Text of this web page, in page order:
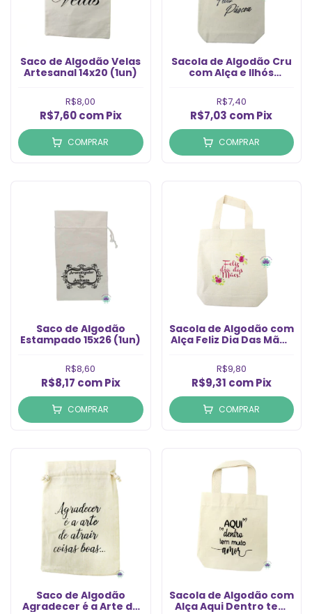
Saco de Algodão Velas
Artesanal 14x20 (1un)
R$8,00
R$7,60com Pix
COMPRAR
Sacola de Algodão Cru
com Alça e Ilhós
Páscoa 18x18cm (1un)
R$7,40
R$7,03 comPix
COMPRAR
Saco de Algodão
Estampado 15x26 (1un)
R$8,60
R$8,17 com Pix
COMPRAR
Sacola de Algodão com
Alça Feliz Dia Das Mães
R$9,80
R$9,31 com Pix
COMPRAR
Saco de Algodão
Agradecer é a Arte de
Sacola de Algodão com
Alça Aqui Dentro tem